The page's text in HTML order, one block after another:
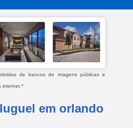
de bancos de imagens públicas e
internet.*
em orlando